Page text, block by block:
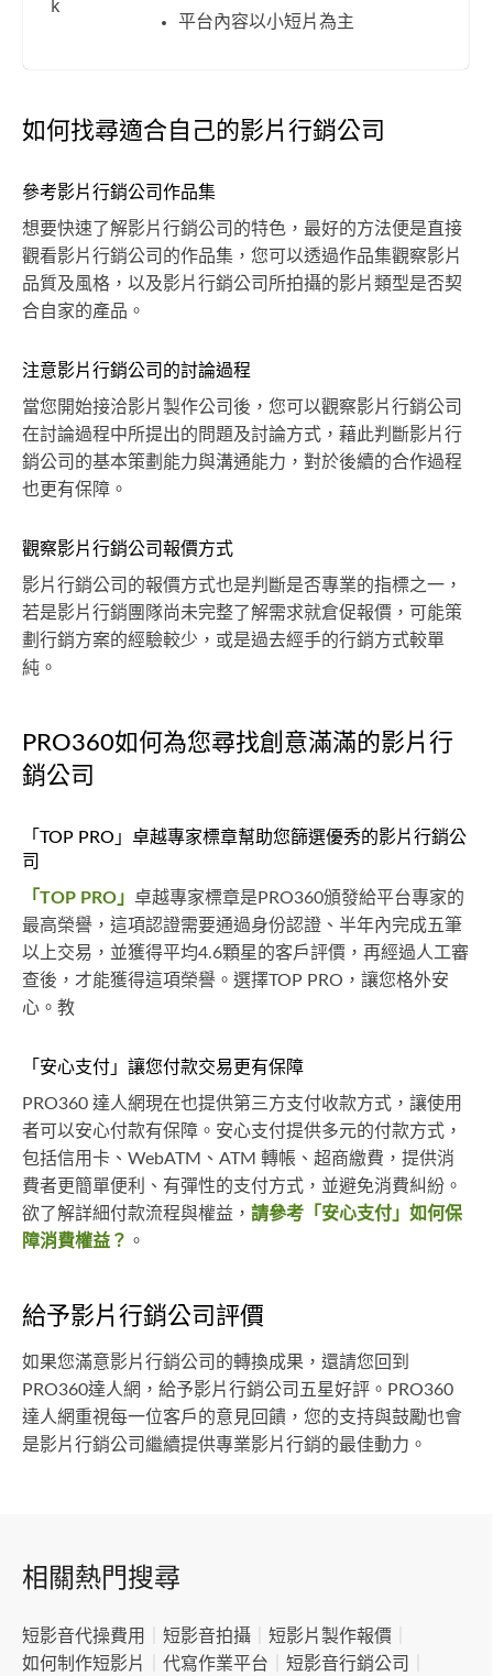
k
平台內容以小短片為主
如何找尋適合自己的影片行銷公司
參考影片行銷公司作品集
想要快速了解影片行銷公司的特色，最好的方法便是直接
觀看影片行銷公司的作品集，您可以透過作品集觀察影片
品質及風格，以及影片行銷公司所拍攝的影片類型是否契
合自家的產品。
注意影片行銷公司的討論過程
當您開始接洽影片製作公司後，您可以觀察影片行銷公司
在討論過程中所提出的問題及討論方式，藉此判斷影片行
銷公司的基本策劃能力與溝通能力，對於後續的合作過程
也更有保障。
觀察影片行銷公司報價方式
影片行銷公司的報價方式也是判斷是否專業的指標之一，
若是影片行銷團隊尚未完整了解需求就倉促報價，可能策
劃行銷方案的經驗較少，或是過去經手的行銷方式較單
純。
PRO360如何為您尋找創意滿滿的影片行
銷公司
「TOP PRO」卓越專家標章幫助您篩選優秀的影片行銷公
司
「TOP PRO」 卓越專家標章是PRO360頒發給平台專家的
最高榮譽，這項認證需要通過身份認證、半年內完成五筆
以上交易，並獲得平均4.6顆星的客戶評價，再經過人工審
查後，才能獲得這項榮譽。選擇TOP PRO，讓您格外安
心。教
「安心支付」讓您付款交易更有保障
PRO360 達人網現在也提供第三方支付收款方式，讓使用
者可以安心付款有保障。安心支付提供多元的付款方式，
包括信用卡、WebATM、ATM 轉帳、超商繳費，提供消
費者更簡單便利、有彈性的支付方式，並避免消費糾紛。
欲了解詳細付款流程與權益， 請參考「安心支付」如何保
障消費權益？ 。
給予影片行銷公司評價
如果您滿意影片行銷公司的轉換成果，還請您回到
PRO360達人網，給予影片行銷公司五星好評。PRO360
達人網重視每一位客戶的意見回饋，您的支持與鼓勵也會
是影片行銷公司繼續提供專業影片行銷的最佳動力。
相關熱門搜尋
短影音代操費用 短影音拍攝 短影片製作報價
如何制作短影片
代寫作業平台 短影音行銷公司